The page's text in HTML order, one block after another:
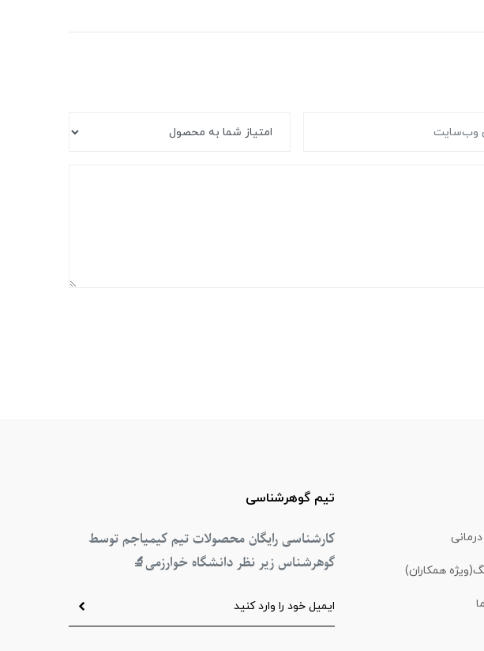
همکاران)
تیم گوهرشناسی
کارشناسی رایگان محصولات تیم کیمیاجم توسط
گوهرشناس زیر نظر دانشگاه خوارزمی🔬